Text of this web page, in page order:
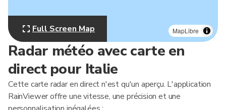
Radar météo avec carte en
direct pour Italie
Cette carte radar en direct n'est qu'un aperçu. L'application
RainViewer offre une vitesse, une précision et une
MapLibre
Full Screen Map